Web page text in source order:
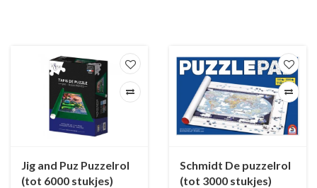
Jig and Puz Puzzelrol
(tot 6000 stukjes)
Schmidt De puzzelrol
(tot 3000 stukjes)